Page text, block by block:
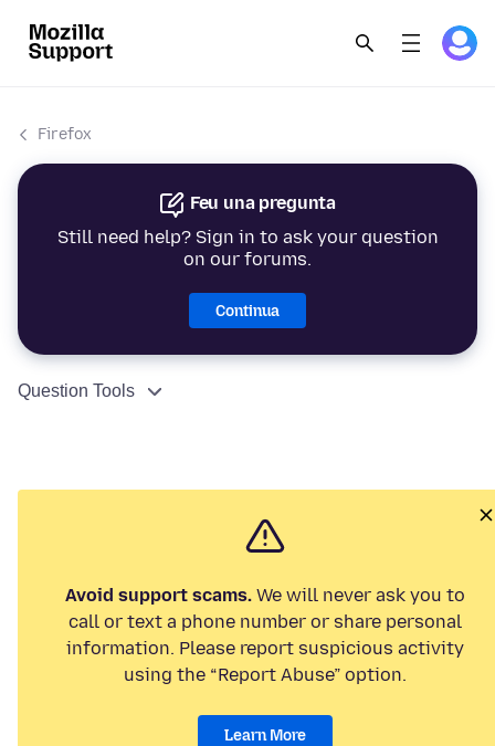
Firefox
Feu una pregunta
Still need help? Sign in to ask your question
on our forums.
Continua
Question Tools
Avoid support scams. We will never ask you to
call or text a phone number or share personal
information. Please report suspicious activity
using the “Report Abuse” option.
Learn More